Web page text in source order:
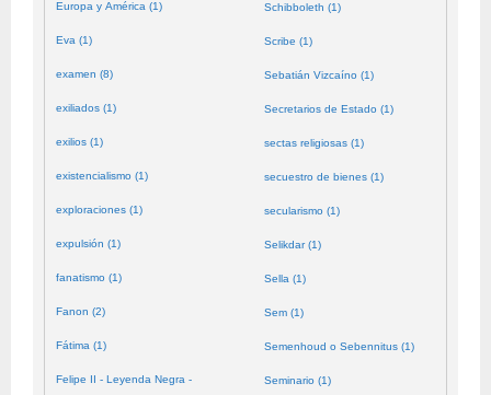
Europa y América (1)
Eva (1)
examen (8)
exiliados (1)
exilios (1)
existencialismo (1)
exploraciones (1)
expulsión (1)
fanatismo (1)
Fanon (2)
Fátima (1)
Felipe II - Leyenda Negra -
Schibboleth (1)
Scribe (1)
Sebatián Vizcaíno (1)
Secretarios de Estado (1)
sectas religiosas (1)
secuestro de bienes (1)
secularismo (1)
Selikdar (1)
Sella (1)
Sem (1)
Semenhoud o Sebennitus (1)
Seminario (1)